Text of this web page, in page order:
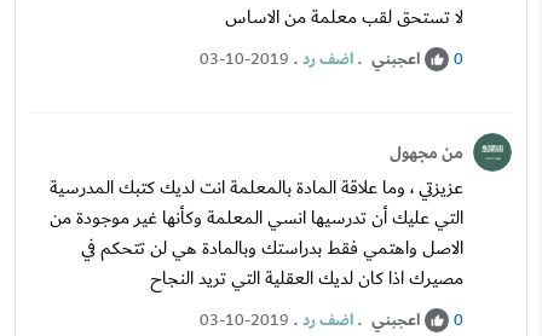
لا تستحق لقب معلمة من الاساس
0 اعجبني .اضف رد.
03-10-2019
من مجهول
عزيزتي ، وما علاقة المادة بالمعلمة انت لديك كتبك المدرسية
التي عليك أن تدرسيها انسي المعلمة وكأنها غير موجودة من
الاصل واهتمي فقط بدراستك وبالمادة هي لن تتحكم في
مصيرك اذا كان لديك العقلية التي تريد النجاح
0 اعجبني .اضف رد.
03-10-2019